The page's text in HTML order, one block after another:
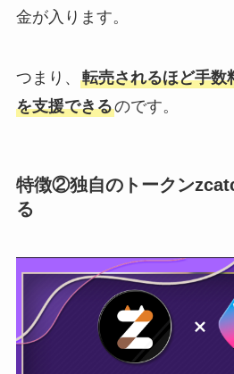
金が入ります。
つまり、 転売されるほど手数
を支援できるのです。
特徴②独自のトークン
る